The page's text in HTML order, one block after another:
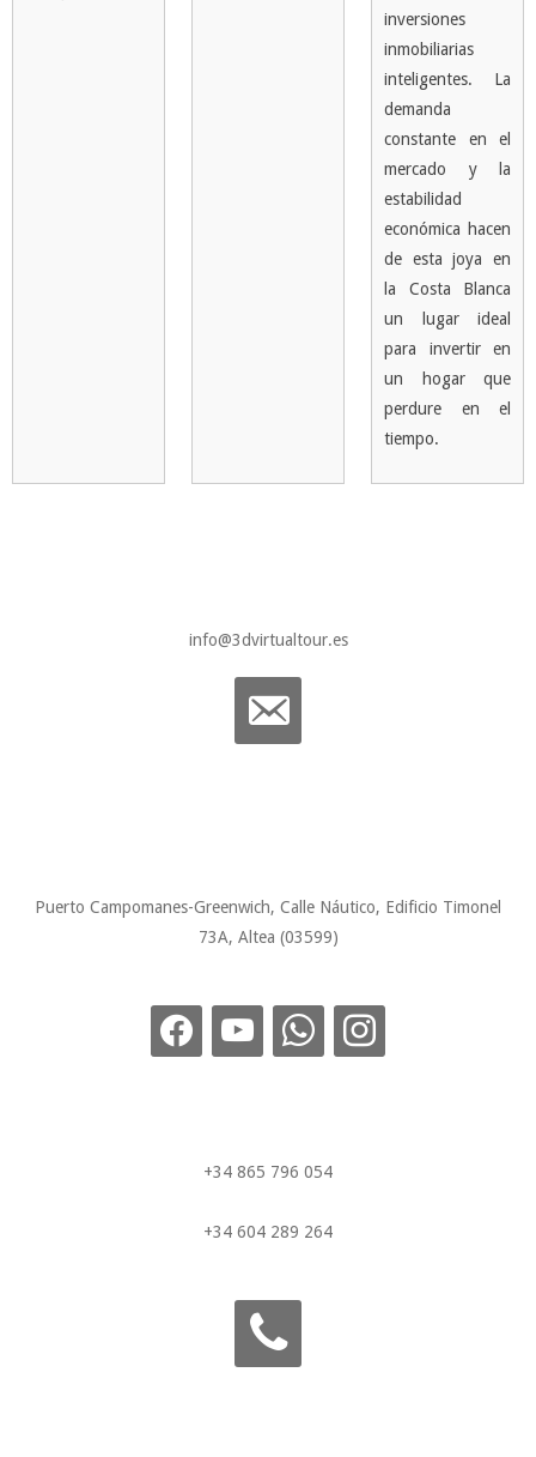
inversiones
inmobiliarias
inteligentes. La
demanda
constante en el
mercado y la
estabilidad
económica hacen
de esta joya en
la Costa Blanca
un lugar ideal
para invertir en
un hogar que
perdure en el
tiempo.
info@3dvirtualtour.es
alt
Puerto Campomanes-Greenwich, Calle Náutico, Edificio Timonel
73A, Altea (03599)
facebook youtube whatsapp instagram
+34 865 796 054
+34 604 289 264
phone